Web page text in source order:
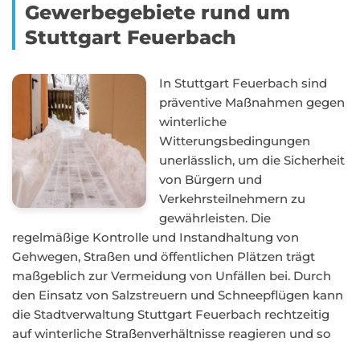
Gewerbegebiete rund um
Stuttgart Feuerbach
In Stuttgart Feuerbach sind
präventive Maßnahmen gegen
winterliche
Witterungsbedingungen
unerlässlich, um die Sicherheit
von Bürgern und
Verkehrsteilnehmern zu
gewährleisten. Die
regelmäßige Kontrolle und Instandhaltung von
Gehwegen, Straßen und öffentlichen Plätzen trägt
maßgeblich zur Vermeidung von Unfällen bei. Durch
den Einsatz von Salzstreuern und Schneepflügen kann
die Stadtverwaltung Stuttgart Feuerbach rechtzeitig
auf winterliche Straßenverhältnisse reagieren und so